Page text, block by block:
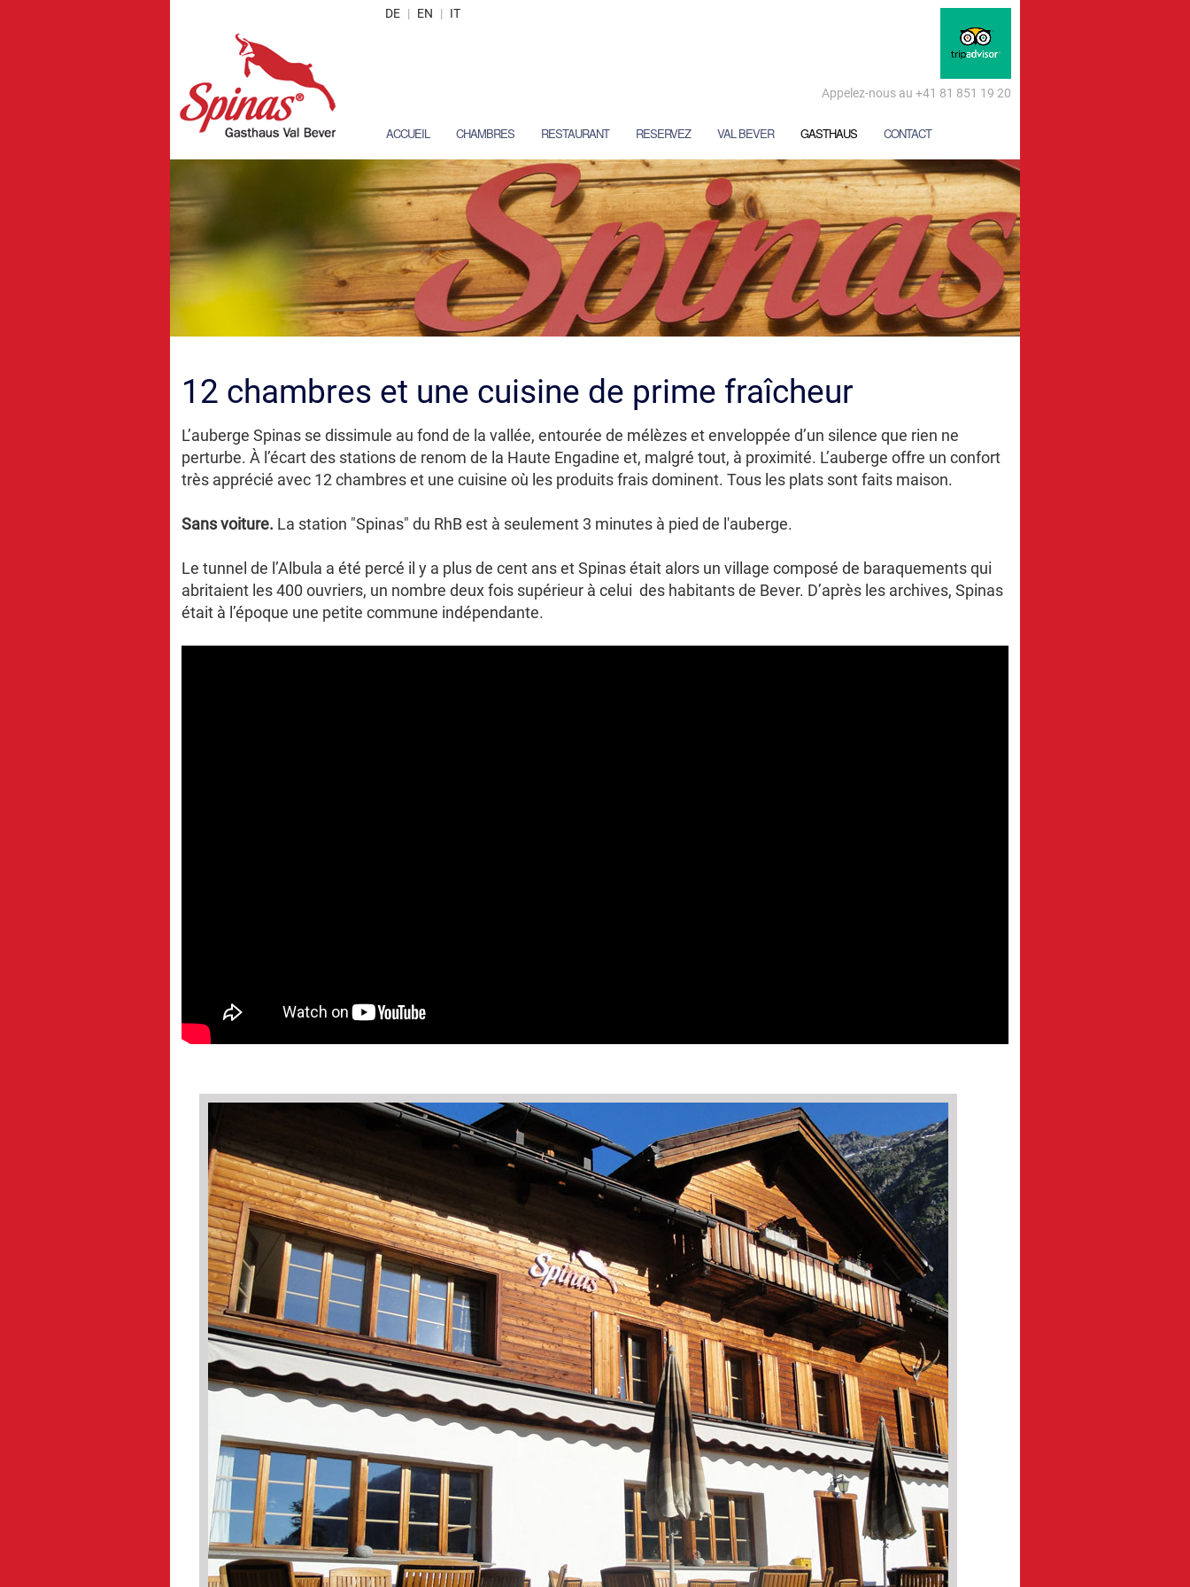
DE | EN | IT
Appelez-nous au +41 81 851 19 20
ACCUEIL CHAMBRES RESTAURANT RESERVEZ VAL BEVER GASTHAUS CONTACT
12 chambres et une cuisine de prime fraîcheur
L’auberge Spinas se dissimule au fond de la vallée, entourée de mélèzes et enveloppée d’un silence que rien ne
perturbe. À l’écart des stations de renom de la Haute Engadine et, malgré tout, à proximité. L’auberge offre un confort
très apprécié avec 12 chambres et une cuisine où les produits frais dominent. Tous les plats sont faits maison.
Sans voiture. La station "Spinas" du RhB est à seulement 3 minutes à pied de l'auberge.
Le tunnel de l’Albula a été percé il y a plus de cent ans et Spinas était alors un village composé de baraquements qui
abritaient les 400 ouvriers, un nombre deux fois supérieur à celui des habitants de Bever. D’après les archives, Spinas
était à l’époque une petite commune indépendante.